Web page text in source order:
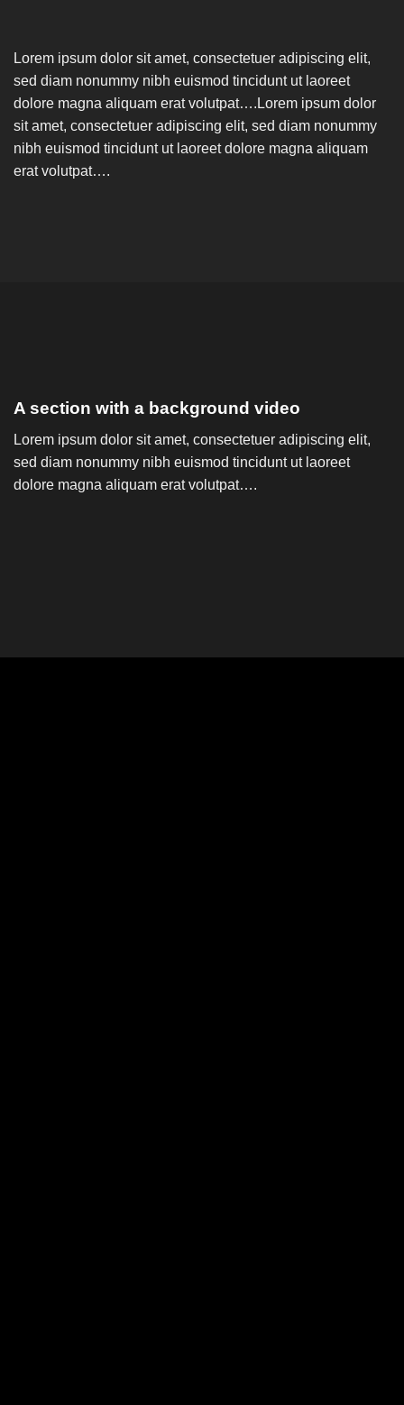
Lorem ipsum dolor sit amet, consectetuer adipiscing elit,
sed diam nonummy nibh euismod tincidunt ut laoreet
dolore magna aliquam erat volutpat….Lorem ipsum dolor
sit amet, consectetuer adipiscing elit, sed diam nonummy
nibh euismod tincidunt ut laoreet dolore magna aliquam
erat volutpat….
A section with a background video
Lorem ipsum dolor sit amet, consectetuer adipiscing elit,
sed diam nonummy nibh euismod tincidunt ut laoreet
dolore magna aliquam erat volutpat….